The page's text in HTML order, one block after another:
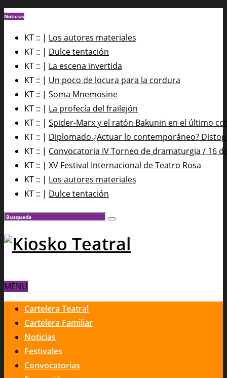
Noticias
KT :: | Los autores materiales
KT :: | Dulce tentación
KT :: | La escena invertida
KT :: | Un poco de locura para la cordura
KT :: | Soma Mnemosine
KT :: | La profecía del frailejón
KT :: | Spider-Marx y el ratón Bakunin en el último
KT :: | Diplomado ¿Actuar lo contemporáneo?
KT :: | Convocatoria IV Torneo de dramaturgia / 16
KT :: | XV Festival Internacional de Teatro Rosa
KT :: | Los autores materiales
KT :: | Dulce tentación
MENU
Cartelera Teatral
Cartelera Familiar
Noticias
Festivales
Convocatorias